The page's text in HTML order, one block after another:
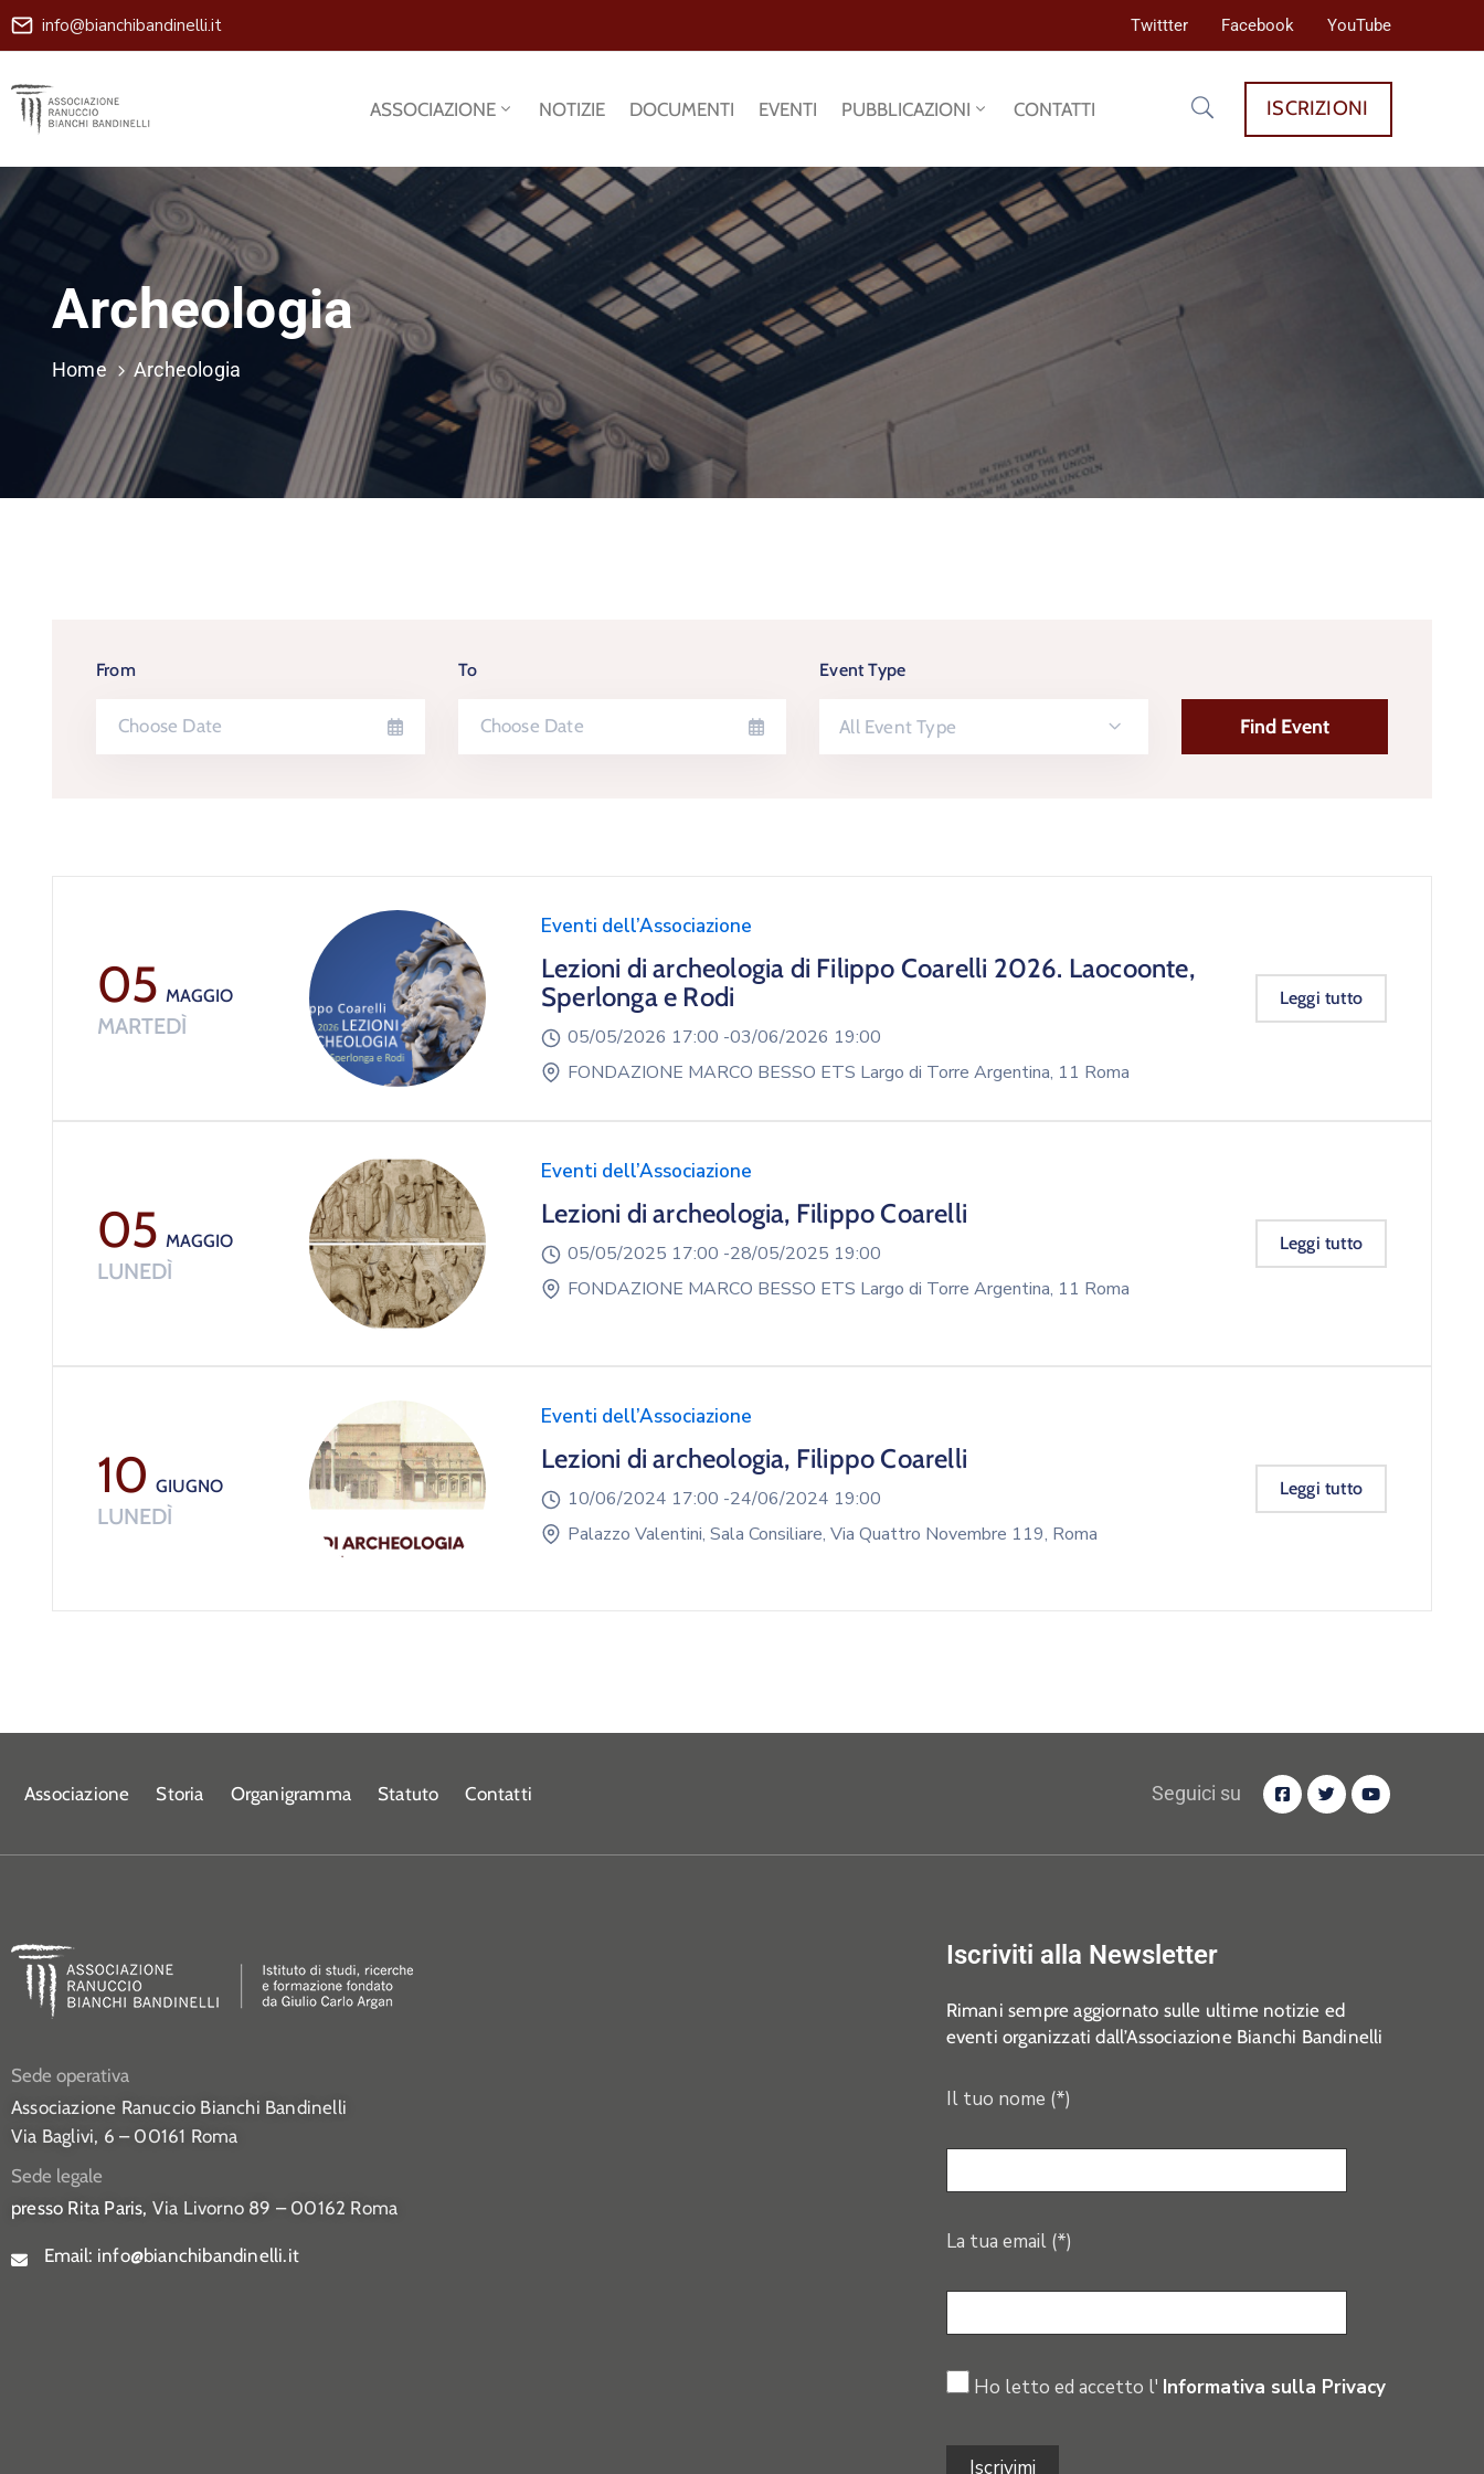
info@bianchibandinelli.it Twittter Facebook YouTube
ASSOCIAZIONE NOTIZIE DOCUMENTI EVENTI PUBBLICAZIONI CONTATTI ISCRIZIONI
Archeologia
Home Archeologia
From To Event Type
All Event Type
05MAGGIO
MARTEDÌ
Eventi dell’Associazione
Lezioni di archeologia di Filippo Coarelli 2026. Laocoonte,
Sperlonga e Rodi
05/05/2026 17:00 -03/06/2026 19:00
FONDAZIONE MARCO BESSO ETS Largo di Torre Argentina, 11 Roma
Leggi tutto
05MAGGIO
LUNEDÌ
Eventi dell’Associazione
Lezioni di archeologia, Filippo Coarelli
05/05/2025 17:00 -28/05/2025 19:00
FONDAZIONE MARCO BESSO ETS Largo di Torre Argentina, 11 Roma
Leggi tutto
10GIUGNO
LUNEDÌ
Eventi dell’Associazione
Lezioni di archeologia, Filippo Coarelli
10/06/2024 17:00 -24/06/2024 19:00
Palazzo Valentini, Sala Consiliare, Via Quattro Novembre 119, Roma
Leggi tutto
Associazione Storia Organigramma Statuto Contatti Seguici su
Sede operativa
Associazione Ranuccio Bianchi Bandinelli
Via Baglivi, 6 – 00161 Roma
Sede legale
presso Rita Paris, Via Livorno 89 – 00162 Roma
Email: info@bianchibandinelli.it
Iscriviti alla Newsletter
Rimani sempre aggiornato sulle ultime notizie ed
eventi organizzati dall’Associazione Bianchi Bandinelli
Il tuo nome (*)
La tua email (*)
Ho letto ed accetto l' Informativa sulla Privacy